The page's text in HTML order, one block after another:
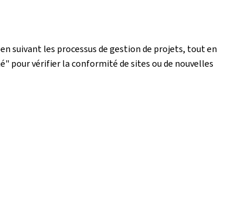
suivant les processus de gestion de projets, tout en
pour vérifier la conformité de sites ou de nouvelles